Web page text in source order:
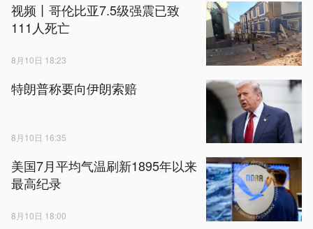
视频丨哥伦比亚7.5级强震已致
111人死亡
8月10日 18:23
特朗普称要向伊朗索赔
8月10日 16:35
美国7月平均气温刷新1895年以来
最高纪录
8月10日 18:00